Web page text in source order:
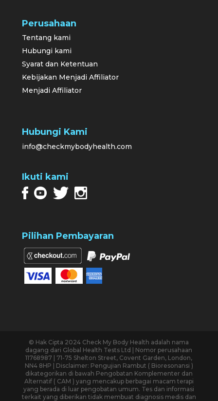
Perusahaan
Tentang kami
Hubungi kami
Syarat dan Ketentuan
Kebijakan Menjadi Affiliator
Menjadi Affiliator
Hubungi Kami
info@checkmybodyhealth.com
Ikuti kami
Pilihan Pembayaran
© Hak Cipta 2024 Check My Body Health adalah nama
dagang dari Global Health Tests Ltd | Nomor perusahaan
11768987 | 71-75 Shelton Street, Covent Garden, London,
NN4 8HP | Disclaimer: Pengujian Rambut ( Bioresonansi )
dikategorikan di bawah Pengobatan Komplementer dan
Alternatif ( CAM ) yang mencakup berbagai macam terapi
yang berada di luar pengobatan umum. Tes dan informasi
terkait yang diberikan tidak membuat diagnosis medis dan